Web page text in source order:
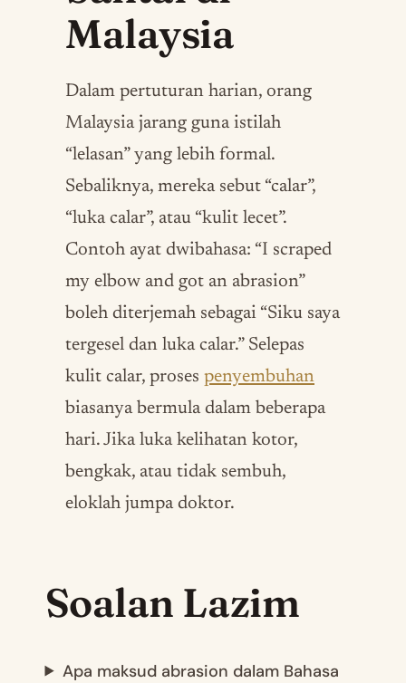
Malaysia
Dalam pertuturan harian, orang
Malaysia jarang guna istilah
“lelasan” yang lebih formal.
Sebaliknya, mereka sebut “calar”,
“luka calar”, atau “kulit lecet”.
Contoh ayat dwibahasa: “I scraped
my elbow and got an abrasion”
boleh diterjemah sebagai “Siku saya
tergesel dan luka calar.” Selepas
kulit calar, proses penyembuhan
biasanya bermula dalam beberapa
hari. Jika luka kelihatan kotor,
bengkak, atau tidak sembuh,
eloklah jumpa doktor.
Soalan Lazim
Apa maksud abrasion dalam Bahasa